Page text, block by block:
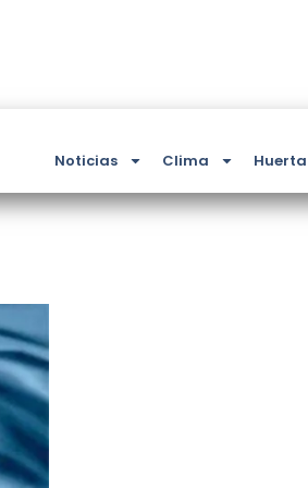
Noticias Clima Huerta